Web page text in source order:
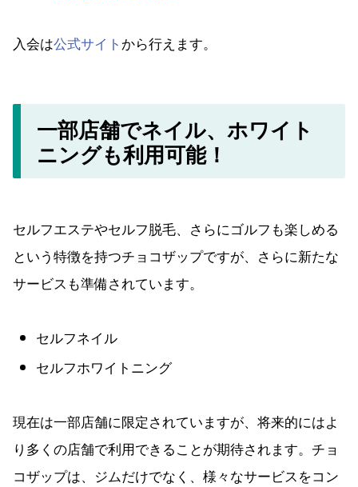
入会は公式サイト から行えます。
一部店舗でネイル、ホワイト
ニングも利用可能！
セルフエステやセルフ脱毛、さらにゴルフも楽しめる
という特徴を持つチョコザップですが、さらに新たな
サービスも準備されています。
セルフネイル
セルフホワイトニング
現在は一部店舗に限定されていますが、将来的にはよ
り多くの店舗で利用できることが期待されます。チョ
コザップは、ジムだけでなく、様々なサービスをコン